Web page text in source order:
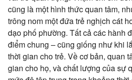
cũng là một hình thức quan tâm,
trông nom một đứa trẻ nghịch cát
dạo phố phường. Tất cả các hành
điểm chung – cũng giống như khi
thời gian cho trẻ. Về cơ bản, quan
gian cho họ, và chất lượng của sự